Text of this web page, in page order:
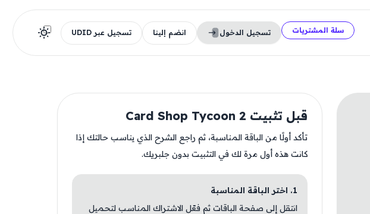
سلة المشتريات تسجيل الدخول انضم إلينا تسجيل عبر UDID
قبل تثبيت Card Shop Tycoon 2
تأكد أولًا من الباقة المناسبة، ثم راجع الشرح الذي يناسب حالتك إذا
كانت هذه أول مرة لك في التثبيت بدون جلبريك.
1. اختر الباقة المناسبة
انتقل إلى صفحة الباقات ثم فعّل الاشتراك المناسب لتحميل